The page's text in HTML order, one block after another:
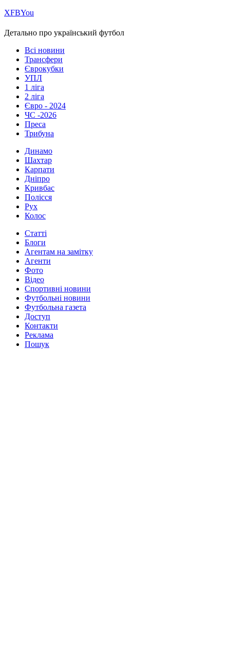
ХFBYou
Детально про український футбол
Всі новини
Трансфери
Єврокубки
УПЛ
1 ліга
2 ліга
Євро - 2024
ЧС -2026
Преса
Трибуна
Динамо
Шахтар
Карпати
Дніпро
Кривбас
Полісся
Рух
Колос
Статті
Блоги
Агентам на замітку
Агенти
Фото
Відео
Спортивні новини
Футбольні новини
Футбольна газета
Доступ
Контакти
Реклама
Пошук